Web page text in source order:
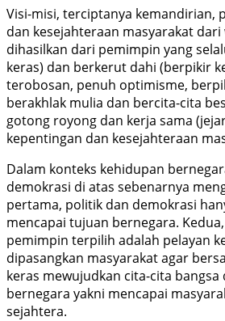
Visi-misi, terciptanya kemandirian,
dan kesejahteraan masyarakat dari
dihasilkan dari pemimpin yang
keras) dan berkerut dahi (berpikir
terobosan, penuh optimisme,
berakhlak mulia dan bercita-cita
gotong royong dan kerja sama
kepentingan dan kesejahteraan
Dalam konteks kehidupan
demokrasi di atas sebenarnya
pertama, politik dan demokrasi
mencapai tujuan bernegara.
pemimpin terpilih adalah pelayan
dipasangkan masyarakat agar
keras mewujudkan cita-cita bangsa
bernegara yakni mencapai
sejahtera.